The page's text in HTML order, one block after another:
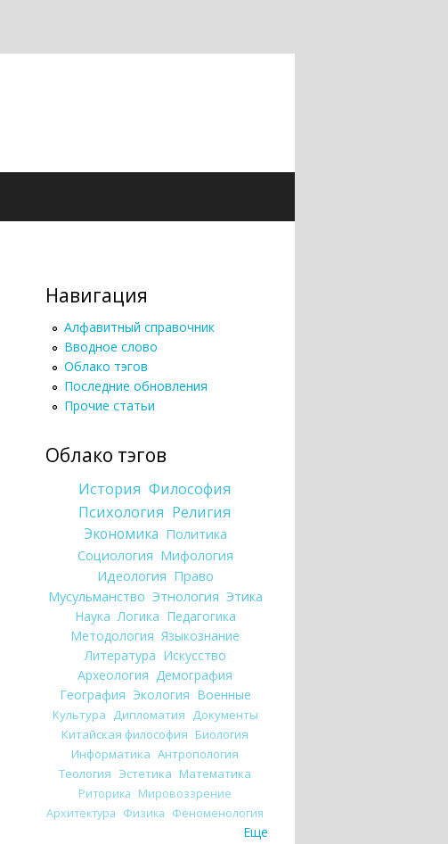
Навигация
Алфавитный справочник
Вводное слово
Облако тэгов
Последние обновления
Прочие статьи
Облако тэгов
История Философия
Психология Религия
Экономика Политика
Социология Мифология
Идеология Право
Мусульманство Этнология Этика
Наука Логика Педагогика
Методология Языкознание
Литература Искусство
Археология Демография
География Экология Военные
Культура Дипломатия Документы
Китайская философия Биология
Информатика Антропология
Теология Эстетика Математика
Риторика Мировоззрение
Архитектура Физика Феноменология
Еще